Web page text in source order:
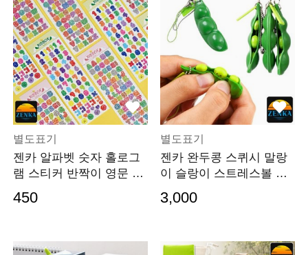
별도표기
젠카 알파벳 숫자 홀로그
램 스티커 반짝이 영문 글
450
별도표기
젠카 완두콩 스퀴시 말랑
이 슬랑이 스트레스볼 해
여운 표정 랜덤
3,000